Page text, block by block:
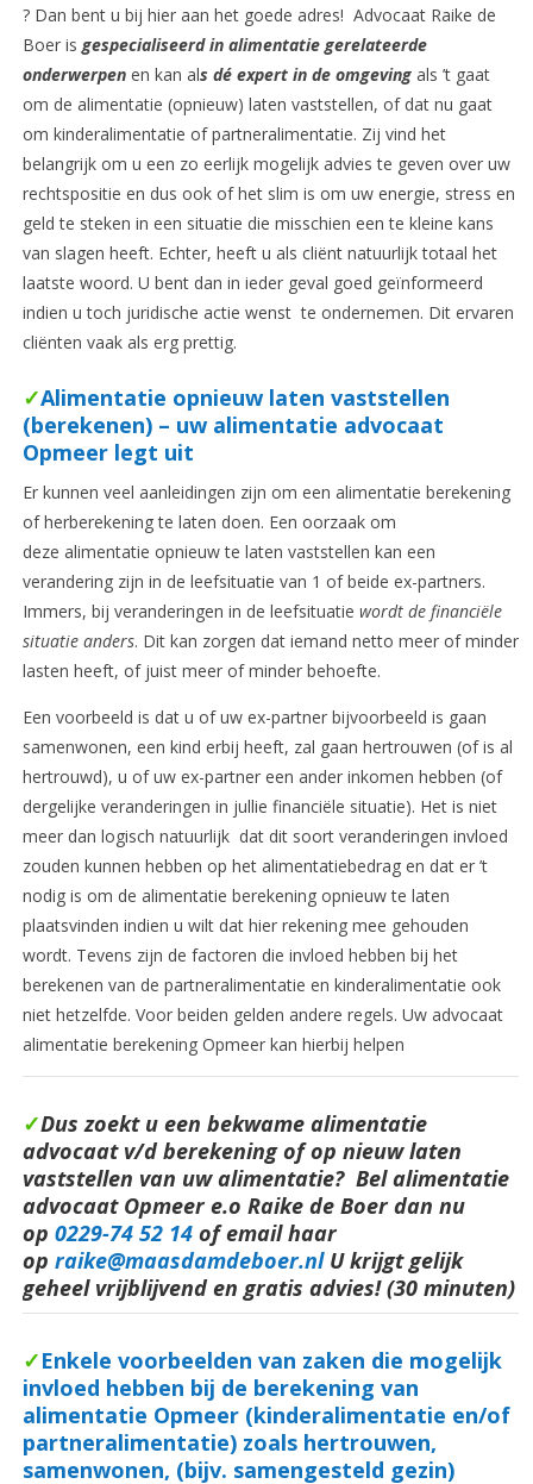
? Dan bent u bij hier aan het goede adres! Advocaat Raike de
Boer is gespecialiseerd in alimentatie gerelateerde
onderwerpenen kan als dé expert in de omgeving als ’t gaat
om de alimentatie (opnieuw) laten vaststellen, of dat nu gaat
om kinderalimentatie of partneralimentatie. Zij vind het
belangrijk om u een zo eerlijk mogelijk advies te geven over uw
rechtspositie en dus ook of het slim is om uw energie, stress en
geld te steken in een situatie die misschien een te kleine kans
van slagen heeft. Echter, heeft u als cliënt natuurlijk totaal het
laatste woord. U bent dan in ieder geval goed geïnformeerd
indien u toch juridische actie wenst te ondernemen. Dit ervaren
cliënten vaak als erg prettig.
✓Alimentatie opnieuw laten vaststellen
(berekenen) – uw alimentatie advocaat
Opmeer legt uit
Er kunnen veel aanleidingen zijn om een alimentatie berekening
of herberekening te laten doen. Een oorzaak om
deze alimentatie opnieuw te laten vaststellen kan een
verandering zijn in de leefsituatie van 1 of beide ex-partners.
Immers, bij veranderingen in de leefsituatie wordt de financiële
situatie anders. Dit kan zorgen dat iemand netto meer of minder
lasten heeft, of juist meer of minder behoefte.
Een voorbeeld is dat u of uw ex-partner bijvoorbeeld is gaan
samenwonen, een kind erbij heeft, zal gaan hertrouwen (of is al
hertrouwd), u of uw ex-partner een ander inkomen hebben (of
dergelijke veranderingen in jullie financiële situatie). Het is niet
meer dan logisch natuurlijk dat dit soort veranderingen invloed
zouden kunnen hebben op het alimentatiebedrag en dat er ’t
nodig is om de alimentatie berekening opnieuw te laten
plaatsvinden indien u wilt dat hier rekening mee gehouden
wordt. Tevens zijn de factoren die invloed hebben bij het
berekenen van de partneralimentatie en kinderalimentatie ook
niet hetzelfde. Voor beiden gelden andere regels. Uw advocaat
alimentatie berekening Opmeer kan hierbij helpen
✓Dus zoekt u een bekwame alimentatie
advocaat v/d berekening of op nieuw laten
vaststellen van uw alimentatie? Bel alimentatie
advocaat Opmeer e.o Raike de Boer dan nu
op 0229-74 52 14 of email haar
op raike@maasdamdeboer.nl U krijgt gelijk
geheel vrijblijvend en gratis advies! (30 minuten)
✓Enkele voorbeelden van zaken die mogelijk
invloed hebben bij de berekening van
alimentatie Opmeer (kinderalimentatie en/of
partneralimentatie) zoals hertrouwen,
samenwonen, (bijv. samengesteld gezin)